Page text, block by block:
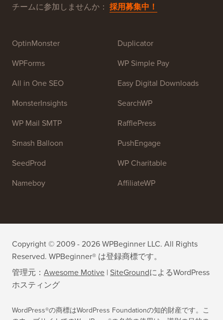
チームに参加しませんか： 採用募集中！
OptinMonster
WPForms
All in One SEO
MonsterInsights
WP Mail SMTP
Smash Balloon
SeedProd
Duplicator
WP Simple Pay
Easy Digital Downloads
SearchWP
RafflePress
PushEngage
WP Charitable
Copyright © 2009 - 2026 WPBeginner LLC. All Rights
Reserved. WPBeginner® は登録商標です。
管理元： Awesome Motive